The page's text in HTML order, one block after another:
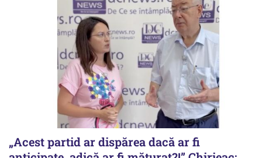
„Acest partid ar dispărea dacă ar fi